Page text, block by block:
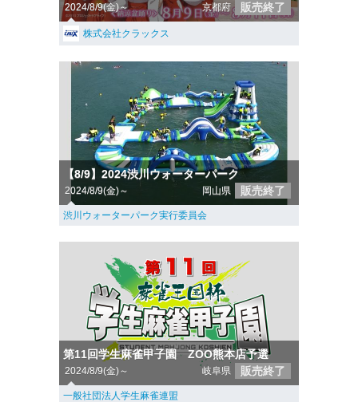
2024/8/9(金)～ 京都府 販売終了
株式会社クラックス
【8/9】2024渋川ウォーターパーク
2024/8/9(金)～ 岡山県 販売終了
渋川ウォーターパーク実行委員会
第11回学生麻雀甲子園 ZOO熊本店予選
2024/8/9(金)～ 岐阜県 販売終了
一般社団法人学生麻雀連盟